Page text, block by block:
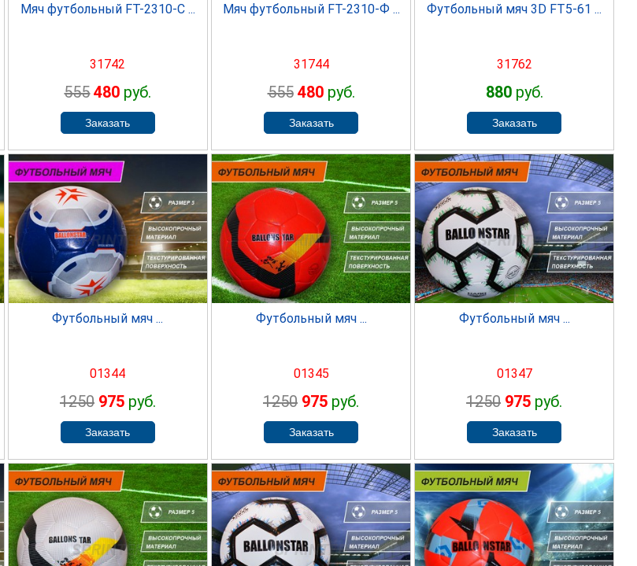
Мяч футбольный FT-2310-С ...
31742
555 480 руб.
Мяч футбольный FT-2310-Ф ...
31744
555 480руб.
Футбольный мяч 3D FT5-61 ...
31762
880руб.
SPRINTER
Футбольный мяч ...
01344
1250 975руб.
SPRINTER
Футбольный мяч ...
01345
1250 975 руб.
SPRINTER
Футбольный мяч ...
01347
1250 975 руб.
SPRINTER SPRINTER SPRINTER